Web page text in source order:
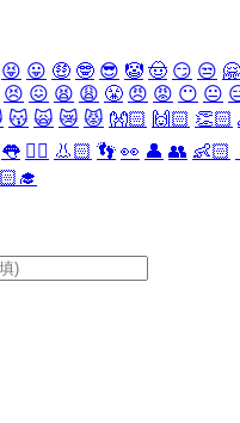
😝 😛 🤑 🤓 😎 🤡 🤠 😏 😒 🤗
😣 😖 😫 😩 😤 😠 😡 😶 😐
😽 🙀 😿 😾 👐🏻 🙌🏻 👏🏻
👅 👂🏻 👃🏻 👣 👀 👤 👥 👶🏻